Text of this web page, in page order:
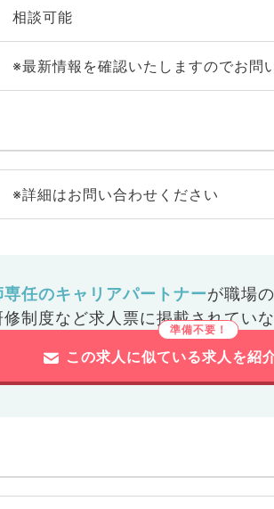
相談可能
※最新情報を確認いたしますのでお問
※詳細はお問い合わせください
専任のキャリアパートナーが職場
制度など求人票に掲載されてい
この求人に似ている求人を紹